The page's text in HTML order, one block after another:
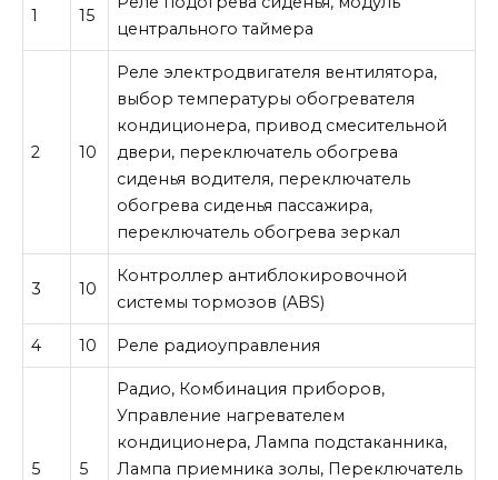
1 15
центрального таймера
2 10
Реле электродвигателя вентилятора,
выбор температуры обогревателя
кондиционера, привод смесительной
двери, переключатель обогрева
сиденья водителя, переключатель
обогрева сиденья пассажира,
переключатель обогрева зеркал
3 10
Контроллер антиблокировочной
системы тормозов (ABS)
4 10 Реле радиоуправления
5 5
Радио, Комбинация приборов,
Управление нагревателем
кондиционера, Лампа подстаканника,
Лампа приемника золы, Переключатель